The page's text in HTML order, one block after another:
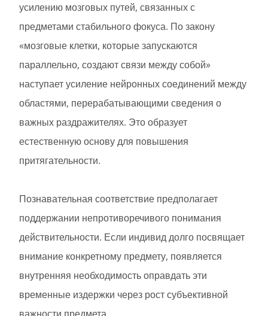
усилению мозговых путей, связанных с
предметами стабильного фокуса. По закону
«мозговые клетки, которые запускаются
параллельно, создают связи между собой»
наступает усиление нейронных соединений между
областями, перерабатывающими сведения о
важных раздражителях. Это образует
естественную основу для повышения
притягательности.
Познавательная соответствие предполагает
поддержании непротиворечивого понимания
действительности. Если индивид долго посвящает
внимание конкретному предмету, появляется
внутренняя необходимость оправдать эти
временные издержки через рост субъективной